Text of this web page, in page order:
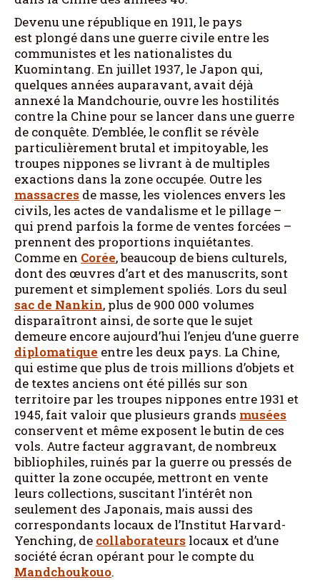
Devenu une république en 1911, le pays
est plongé dans une guerre civile entre les
communistes et les nationalistes du
Kuomintang. En juillet 1937, le Japon qui,
quelques années auparavant, avait déjà
annexé la Mandchourie, ouvre les hostilités
contre la Chine pour se lancer dans une guerre
de conquête. D’emblée, le conflit se révèle
particulièrement brutal et impitoyable, les
troupes nippones se livrant à de multiples
exactions dans la zone occupée. Outre les
massacres de masse, les violences envers les
civils, les actes de vandalisme et le pillage –
qui prend parfois la forme de ventes forcées –
prennent des proportions inquiétantes.
Comme en Corée, beaucoup de biens culturels,
dont des œuvres d’art et des manuscrits, sont
purement et simplement spoliés. Lors du seul
sac de Nankin, plus de 900 000 volumes
disparaîtront ainsi, de sorte que le sujet
demeure encore aujourd’hui l’enjeu d’une guerre
diplomatique entre les deux pays. La Chine,
qui estime que plus de trois millions d’objets et
de textes anciens ont été pillés sur son
territoire par les troupes nippones entre 1931 et
1945, fait valoir que plusieurs grands musées
conservent et même exposent le butin de ces
vols. Autre facteur aggravant, de nombreux
bibliophiles, ruinés par la guerre ou pressés de
quitter la zone occupée, mettront en vente
leurs collections, suscitant l’intérêt non
seulement des Japonais, mais aussi des
correspondants locaux de l’Institut Harvard-
Yenching, de collaborateurs locaux et d’une
société écran opérant pour le compte du
Mandchoukouo.